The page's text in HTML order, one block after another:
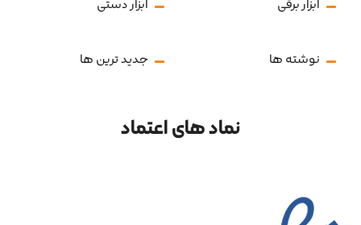
نوشته ها جدید ترین ها
نماد های اعتماد